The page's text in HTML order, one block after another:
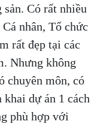
Có rất nhiều
nhân, Tổ chức
rất đẹp tại các
Nhưng không
chuyên môn, có
dự án 1 cách
phù hợp với